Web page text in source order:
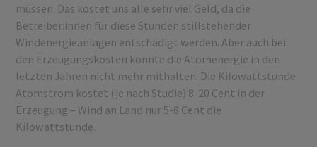
müssen. Das kostet uns alle sehr viel Geld, da die
Betreiber:innen für diese Stunden stillstehender
Windenergieanlagen entschädigt werden. Aber auch bei
den Erzeugungskosten konnte die Atomenergie in den
letzten Jahren nicht mehr mithalten. Die Kilowattstunde
Atomstrom kostet (je nach Studie) 8-20 Cent in der
Erzeugung – Wind an Land nur 5-8 Cent die
Kilowattstunde.